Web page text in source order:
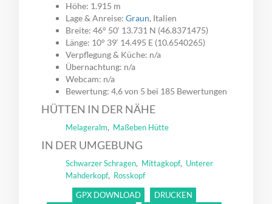
Höhe: 1.915 m
Lage & Anreise:Graun, Italien
Breite: 46° 50‘ 13.731 N (46.8371475)
Länge: 10° 39‘ 14.495 E (10.6540265)
Verpflegung & Küche: n/a
Übernachtung: n/a
Webcam: n/a
Bewertung: 4,6 von 5 bei 185 Bewertungen
HÜTTEN IN DER NÄHE
Melageralm, Maßeben Hütte
IN DER UMGEBUNG
Schwarzer Schragen, Mittagkopf, Unterer
Mahderkopf, Rosskopf
GPX DOWNLOAD
DRUCKEN